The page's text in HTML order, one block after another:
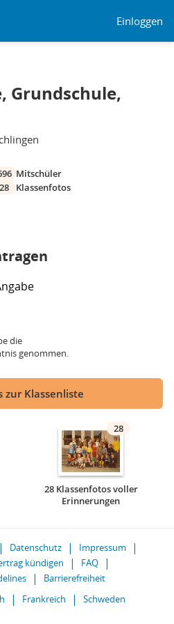
Einloggen
Grundschule,
Mitschüler
28
Klassenfotos
die
genommen.
zur Klassenliste
28
28 Klassenfotos voller
Erinnerungen
Datenschutz
Impressum
kündigen
FAQ
Barrierefreiheit
Frankreich Schweden